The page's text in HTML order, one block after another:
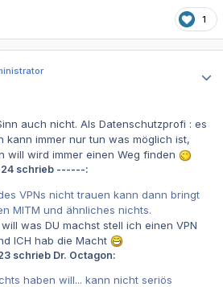
1
auch nicht. Als Datenschutzprofi : es
kann immer nur tun was möglich ist,
will wird immer einen Weg finden
schrieb ------:
VPNs nicht trauen kann dann bringt
MITM und ähnliches nichts.
was DU machst stell ich einen VPN
ICH hab die Macht
schrieb Dr. Octagon:
haben will... kann nicht seriös